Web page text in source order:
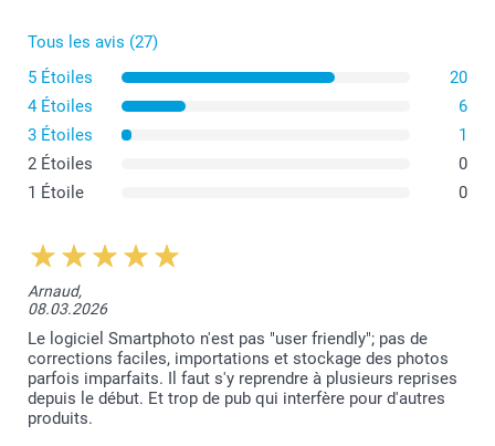
Tous les avis (27)
5 Étoiles
20
4 Étoiles
6
3 Étoiles
1
2 Étoiles
0
1 Étoile
0
Arnaud,
08.03.2026
Le logiciel Smartphoto n'est pas "user friendly"; pas de
corrections faciles, importations et stockage des photos
parfois imparfaits. Il faut s'y reprendre à plusieurs reprises
depuis le début. Et trop de pub qui interfère pour d'autres
produits.